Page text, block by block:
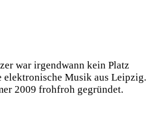
war irgendwann kein Platz
elektronische Musik aus Leipzig.
2009 frohfroh gegründet.